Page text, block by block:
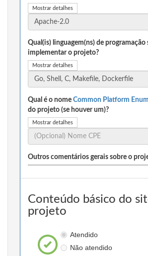
Mostrar detalhes
Qual(is) linguagem(ns) de programação
implementar o projeto?
Mostrar detalhes
Qual é o nome Common Platform
do projeto (se houver um)?
Mostrar detalhes
Outros comentários gerais sobre o
Conteúdo básico do
projeto
Atendido
Não atendido